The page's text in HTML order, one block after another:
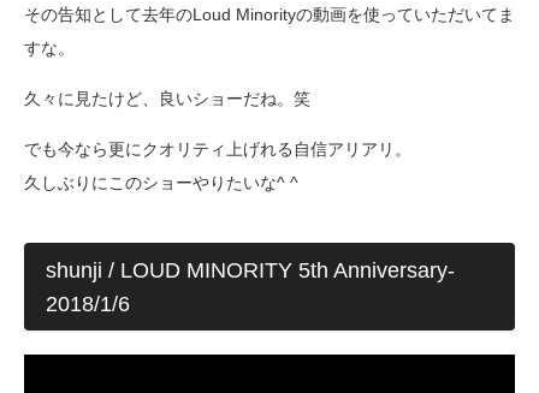
その告知として去年のLoud Minorityの動画を使っていただいてま
すな。
久々に見たけど、良いショーだね。笑
でも今なら更にクオリティ上げれる自信アリアリ。
久しぶりにこのショーやりたいな^ ^
shunji / LOUD MINORITY 5th Anniversary-
2018/1/6